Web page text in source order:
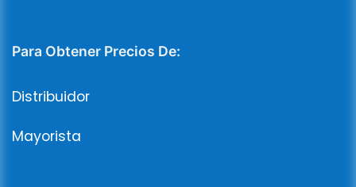
Para Obtener Precios De:
Distribuidor
Mayorista